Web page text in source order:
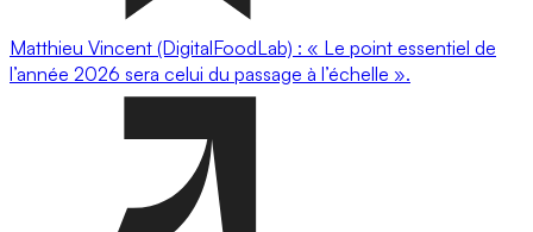
Matthieu Vincent (DigitalFoodLab) : « Le point essentiel de
l’année 2026 sera celui du passage à l’échelle ».